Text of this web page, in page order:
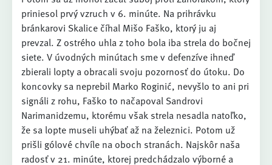
priniesol prvý vzruch v 6. minúte. Na prihrávku
bránkarovi Skalice číhal Mišo Faško, ktorý ju aj
prevzal. Z ostrého uhla z toho bola iba strela do bočnej
siete. V úvodných minútach sme v defenzíve ihneď
zbierali lopty a obracali svoju pozornosť do útoku. Do
koncovky sa neprebil Marko Roginić, nevyšlo to ani pri
signáli z rohu, Faško to načapoval Sandrovi
Narimanidzemu, ktorému však strela nesadla natoľko,
že sa lopte museli uhýbať až na železnici. Potom už
prišli gólové chvíle na oboch stranách. Najskôr naša
radosť v 21. minúte, ktorej predchádzalo výborné a